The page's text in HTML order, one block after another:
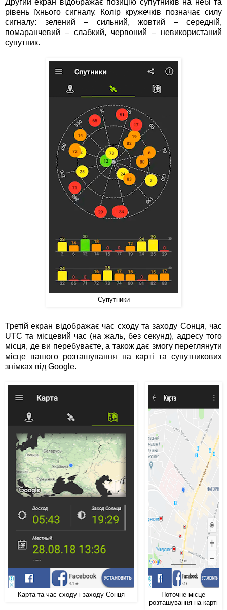
Другий екран відображає позицію супутників на небі та
рівень їхнього сигналу. Колір кружечків позначає силу
сигналу: зелений – сильний, жовтий – середній,
помаранчевий – слабкий, червоний – невикористаний
супутник.
Супутники
Третій екран відображає час сходу та заходу Сонця, час
UTC та місцевий час (на жаль, без секунд), адресу того
місця, де ви перебуваєте, а також дає змогу переглянути
місце вашого розташування на карті та супутникових
знімках від Google.
Карта та час сходу і заходу Сонця
Поточне місце
розташування на карті